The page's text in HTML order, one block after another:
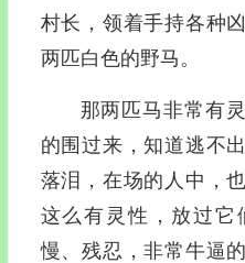
村长，领着手持各种
两匹白色的野马。
那两匹马非常有
的围过来，知道逃不
落泪，在场的人中，
这么有灵性，放过它
慢、残忍，非常牛逼